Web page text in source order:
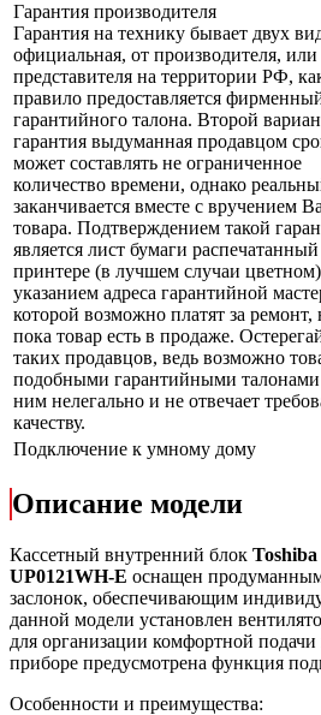
Гарантия производителя
Гарантия на технику бывает двух
официальная, от производителя, или
представителя на территории РФ,
правило предоставляется
гарантийного талона. Второй
гарантия выдуманная продавцом
может составлять не ограниченное
количество времени, однако
заканчивается вместе с вручением
товара. Подтверждением такой
является лист бумаги
принтере (в лучшем случаи
указанием адреса гарантийной
которой возможно платят за ремонт,
пока товар есть в продаже.
таких продавцов, ведь возможно
подобными гарантийными
ним нелегально и не отвечает
качеству.
Подключение к умному дому
Описание модели
Кассетный внутренний блок
UP0121WH-E оснащен
заслонок, обеспечивающим
данной модели установлен
для организации комфортной
приборе предусмотрена функция
Особенности и преимущества: